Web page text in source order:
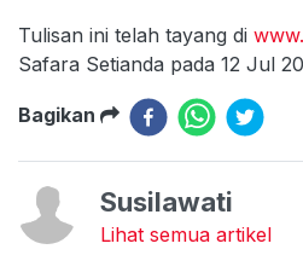
Tulisan ini telah tayang di
Safara Setianda pada 12 Jul
Bagikan
Susilawati
Lihat semua artikel